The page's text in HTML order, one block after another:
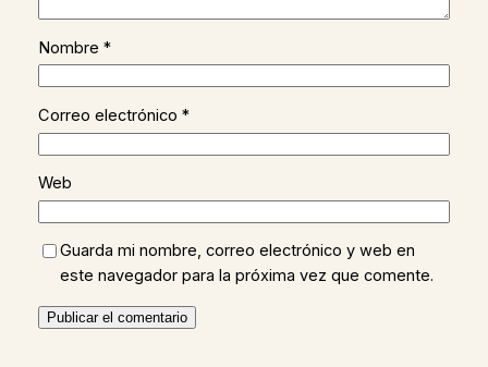
Nombre *
Correo electrónico *
Web
Guarda mi nombre, correo electrónico y web en
este navegador para la próxima vez que comente.